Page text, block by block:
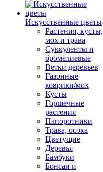
Искусственные цветы
Растения, кусты,
мох и трава
Суккуленты и
бромелиевые
Ветки деревьев
Газонные
коврики/мох
Кусты
Горшечные
растения
Папоротники
Трава, осока
Цветущие
Деревья
Бамбуки
Бонсаи и